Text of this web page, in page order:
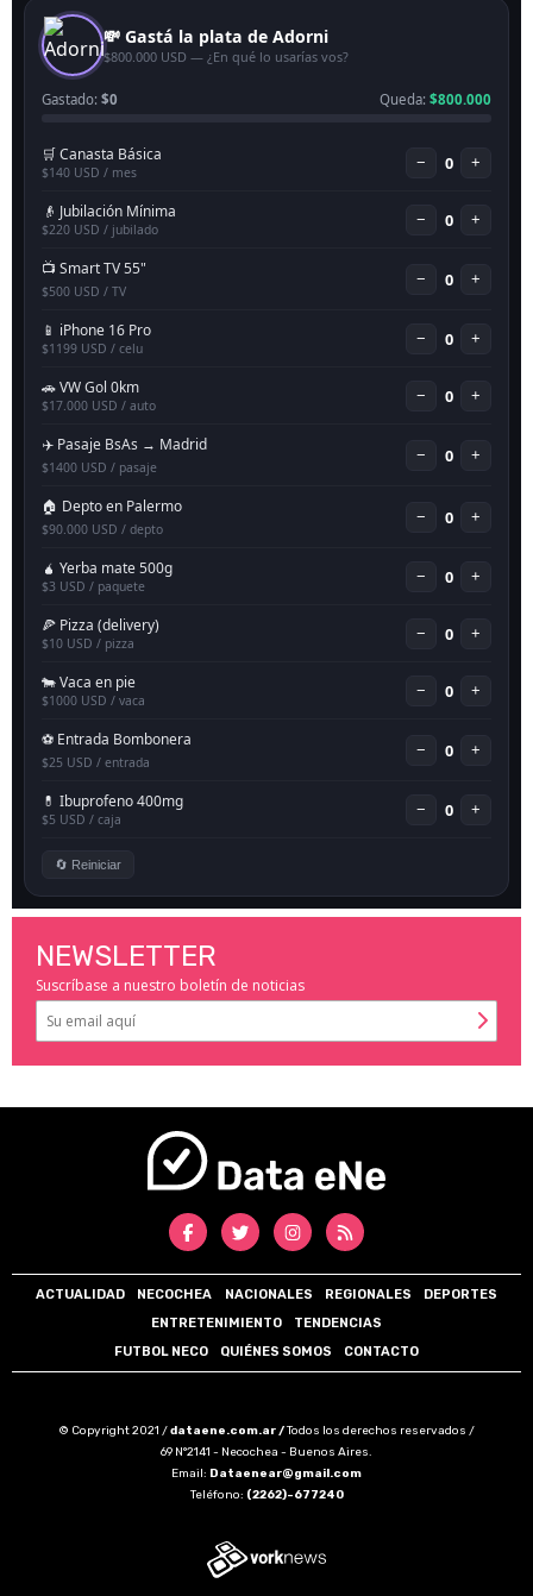
NEWSLETTER
Suscríbase a nuestro boletín de noticias
ACTUALIDAD NECOCHEA NACIONALES REGIONALES
DEPORTES
ENTRETENIMIENTO
TENDENCIAS
FUTBOL NECO
QUIÉNES SOMOS CONTACTO
© Copyright 2021 /dataene.com.ar /Todos los derechos reservados /
69 N°2141 - Necochea - Buenos Aires.
Email: Dataenear@gmail.com
Teléfono: (2262)-677240